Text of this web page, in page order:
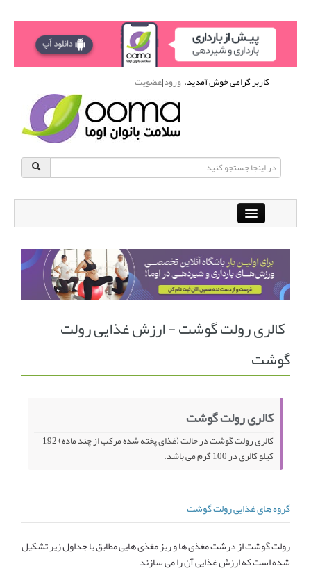
کاربر گرامی خوش آمدید.ورود|عضویت
باشگاه آنلاین ورزشی اوما
دانشنامه سلامت بانوان پرسش و پاسخ
انجمن متخصصین زنان و اوما انتخاب نام کودک
فهرست مواد غذایی
کالری رولت گوشت - ارزش غذایی رولت
گوشت
کالری رولت گوشت
کالری رولت گوشت در حالت (غذای پخته شده مرکب از چند ماده) 192
کیلو کالری در 100 گرم می باشد.
گروه های غذایی رولت گوشت
رولت گوشت از درشت مغذی ها و ریز مغذی هایی مطابق با جداول زیر تشکیل
شده است که ارزش غذایی آن را می سازند